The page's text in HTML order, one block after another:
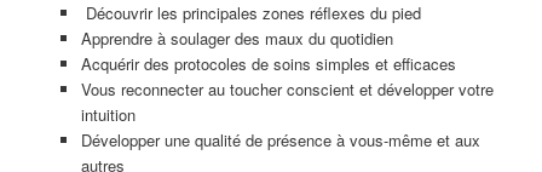
Découvrir les principales zones réflexes du pied
Apprendre à soulager des maux du quotidien
Acquérir des protocoles de soins simples et efficaces
Vous reconnecter au toucher conscient et développer votre
intuition
Développer une qualité de présence à vous-même et aux
autres